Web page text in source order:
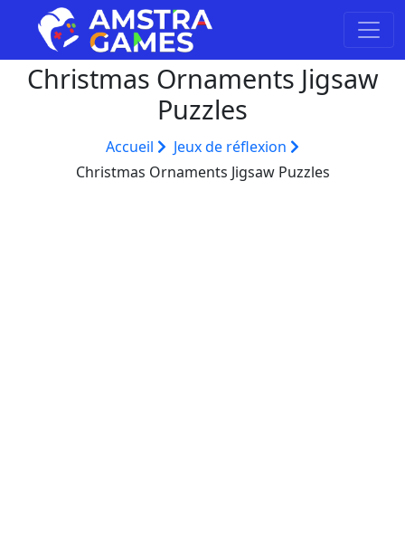
Christmas Ornaments Jigsaw
Puzzles
Accueil
Jeux de réflexion
Christmas Ornaments Jigsaw Puzzles